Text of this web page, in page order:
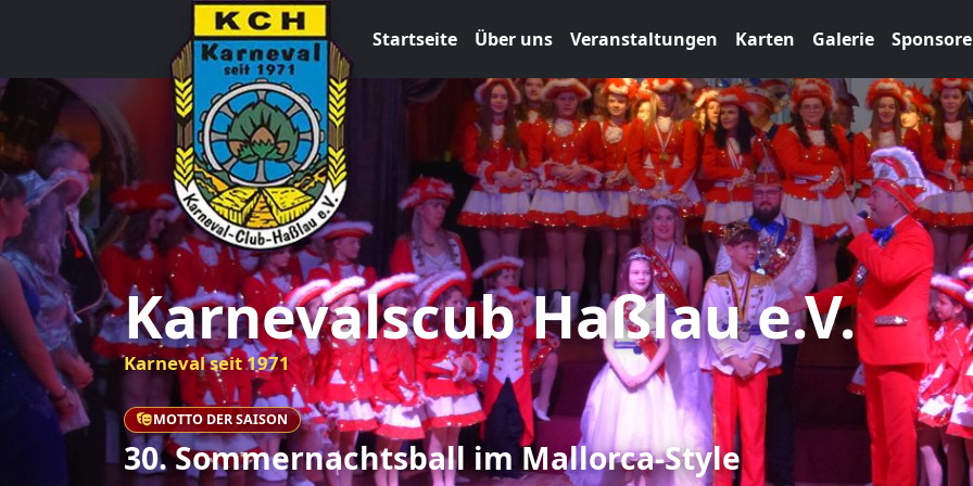
Startseite Über uns Veranstaltungen Karten Galerie
Karnevalscub Haßlau e.V.
Karneval seit 1971
MOTTO DER SAISON
30. Sommernachtsball im Mallorca-Style